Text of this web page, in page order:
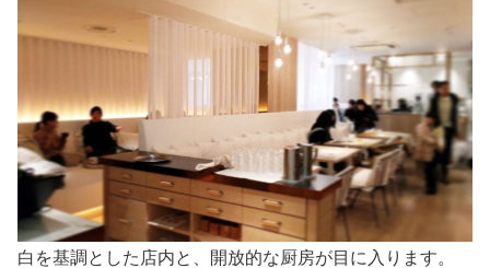
白を基調とした店内と、開放的な厨房が目に入ります。